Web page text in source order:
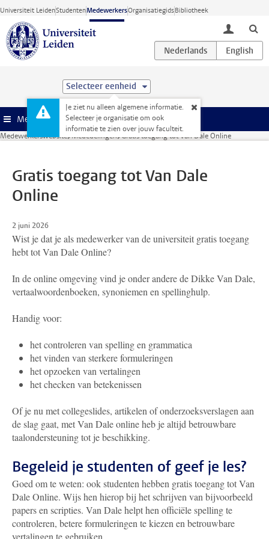
Ga direct naar de inhoud
Universiteit LeidenStudentenMedewerkersOrganisatiegidsBibliotheek
toggle
Selecteer eenheid
Je ziet nu alleen algemene informatie.
Selecteer je organisatie om ook
informatie te zien over jouw faculteit.
Menu
Medewerkerswebsite Mededelingen Gratis toegang tot Van Dale Online
Gratis toegang tot Van Dale
Online
2 juni 2026
Wist je dat je als medewerker van de universiteit gratis toegang
hebt tot Van Dale Online?
In de online omgeving vind je onder andere de Dikke Van Dale,
vertaalwoordenboeken, synoniemen en spellinghulp.
Handig voor:
het controleren van spelling en grammatica
het vinden van sterkere formuleringen
het opzoeken van vertalingen
het checken van betekenissen
Of je nu met collegeslides, artikelen of onderzoeksverslagen aan
de slag gaat, met Van Dale online heb je altijd betrouwbare
taalondersteuning tot je beschikking.
Begeleid je studenten of geef je les?
Goed om te weten: ook studenten hebben gratis toegang tot Van
Dale Online. Wijs hen hierop bij het schrijven van bijvoorbeeld
papers en scripties. Van Dale helpt hen officiële spelling te
controleren, betere formuleringen te kiezen en betrouwbare
vertalingen te gebruiken.